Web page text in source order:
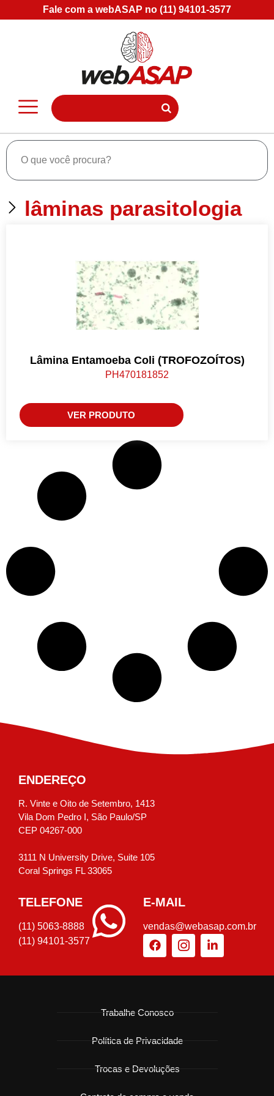
Fale com a webASAP no (11) 94101-3577
lâminas parasitologia
Lâmina Entamoeba Coli (TROFOZOÍTOS)
PH470181852
VER PRODUTO
ENDEREÇO
R. Vinte e Oito de Setembro, 1413
Vila Dom Pedro I, São Paulo/SP
CEP 04267-000
3111 N University Drive, Suite 105
Coral Springs FL 33065
TELEFONE
(11) 5063-8888
(11) 94101-3577
E-MAIL
vendas@webasap.com.br
Trabalhe Conosco
Política de Privacidade
Trocas e Devoluções